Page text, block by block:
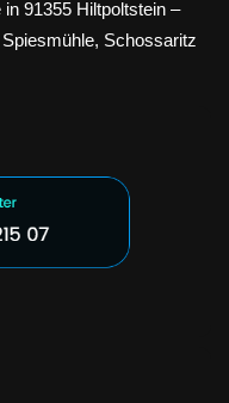
91355 Hiltpoltstein –
Schossaritz